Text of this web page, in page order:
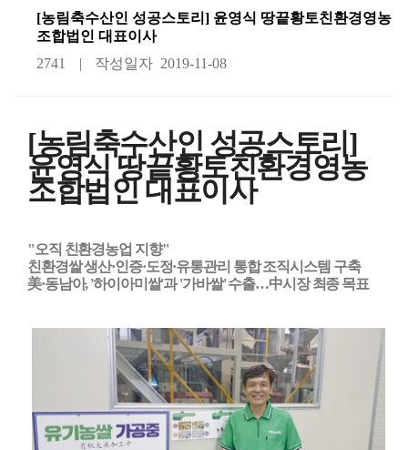
[농림축수산인 성공스토리] 윤영식 땅끝황토친환경영농
조합법인 대표이사
2741
작성일자 2019-11-08
[농림축수산인 성공스토리]
윤영식 땅끝황토친환경영농
조합법인 대표이사
"오직 친환경농업 지향"
친환경쌀 생산·인증·도정·유통관리 통합 조직시스템 구축
美·동남아, '하이아미쌀'과 '가바쌀' 수출…中시장 최종 목표